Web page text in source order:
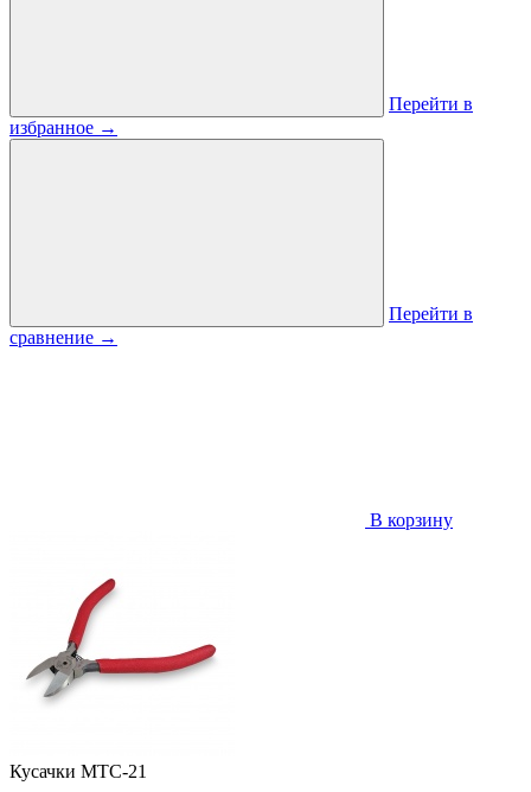
Перейти в
избранное →
Перейти в
сравнение →
В корзину
Кусачки MTC-21